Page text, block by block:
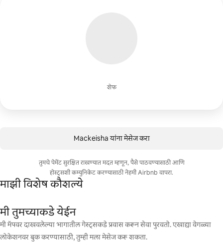
शेफ
Mackeisha यांना मेसेज करा
तुमचे पेमेंट सुरक्षित राखण्यात मदत म्हणून, पैसे पाठवण्यासाठी आणि
होस्ट्सशी कम्युनिकेट करण्यासाठी नेहमी Airbnb वापरा.
माझी विशेष कौशल्ये
मी तुमच्याकडे येईन
मी मॅपवर दाखवलेल्या भागातील गेस्ट्सकडे प्रवास करून सेवा पुरवतो. एखाद्या वेगळ्या
लोकेशनवर बुक करण्यासाठी, तुम्ही मला मेसेज करू शकता.